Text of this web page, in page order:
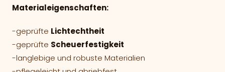
Materialeigenschaften:
-geprüfte Lichtechtheit
-geprüfte Scheuerfestigkeit
-langlebige und robuste Materialien